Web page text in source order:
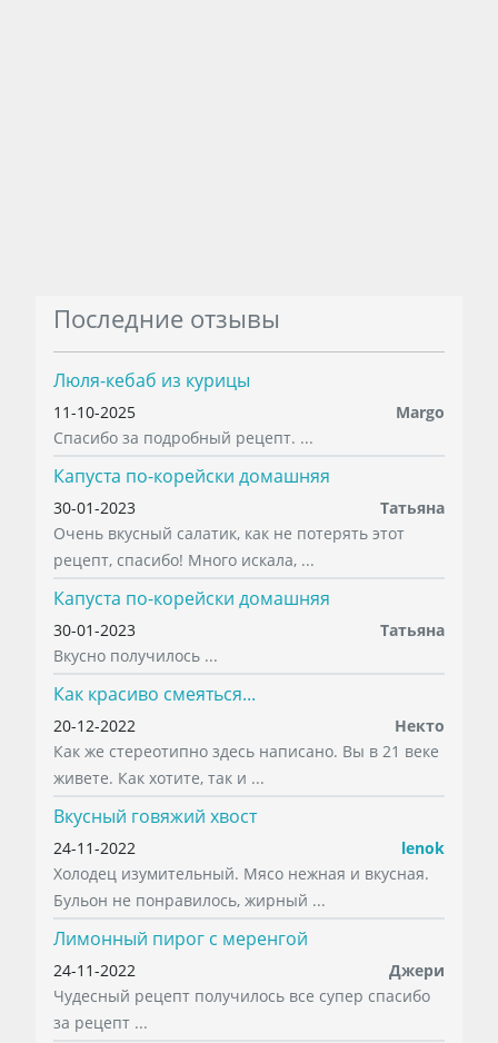
Последние отзывы
Люля-кебаб из курицы
11-10-2025
Margo
Спасибо за подробный рецепт. ...
Капуста по-корейски домашняя
30-01-2023
Татьяна
Очень вкусный салатик, как не потерять этот
рецепт, спасибо! Много искала, ...
Капуста по-корейски домашняя
30-01-2023
Татьяна
Вкусно получилось ...
Как красиво смеяться...
20-12-2022
Некто
Как же стереотипно здесь написано. Вы в 21 веке
живете. Как хотите, так и ...
Вкусный говяжий хвост
24-11-2022
lenok
Холодец изумительный. Мясо нежная и вкусная.
Бульон не понравилось, жирный ...
Лимонный пирог с меренгой
24-11-2022
Джери
Чудесный рецепт получилось все супер спасибо
за рецепт ...